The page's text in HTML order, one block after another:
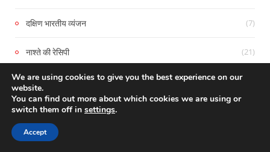
दक्षिण भारतीय व्यंजन (7)
नाश्ते की रेसिपी (21)
पश्चिमी भारतीय व्यंजन
पिज़्ज़ा और पास्ता
पेय और मॉकटेल
We are using cookies to give you the best experience on our
website.
You can find out more about which cookies we are using or
switch them off in settings.
Accept